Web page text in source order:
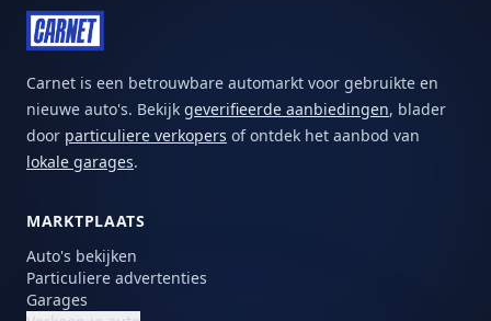
Carnet is een betrouwbare automarkt voor gebruikte en
nieuwe auto's. Bekijk geverifieerde aanbiedingen, blader
door particuliere verkopers of ontdek het aanbod van
lokale garages.
MARKTPLAATS
Auto's bekijken
Particuliere advertenties
Garages